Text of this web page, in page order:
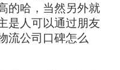
的哈，当然另外就
是人可以通过朋友
流公司口碑怎么